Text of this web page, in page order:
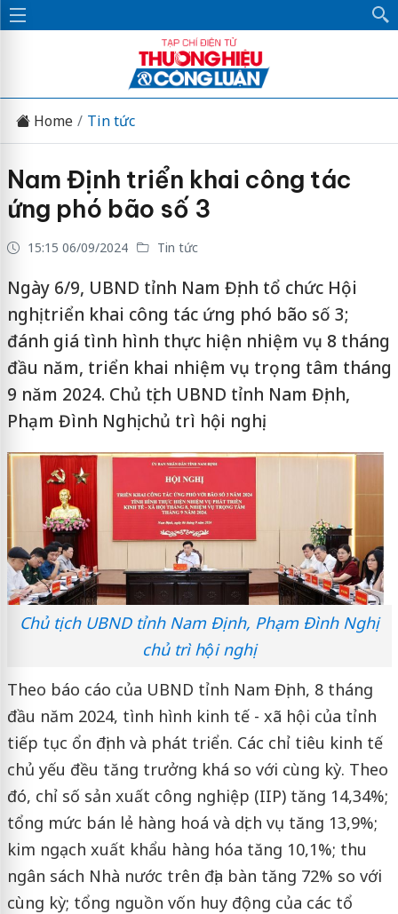
Home Tin tức
Nam Định triển khai công tác
ứng phó bão số 3
15:15 06/09/2024 Tin tức
Ngày 6/9, UBND tỉnh Nam Định tổ chức Hội
nghị triển khai công tác ứng phó bão số 3;
đánh giá tình hình thực hiện nhiệm vụ 8 tháng
đầu năm, triển khai nhiệm vụ trọng tâm tháng
9 năm 2024. Chủ tịch UBND tỉnh Nam Định,
Phạm Đình Nghị chủ trì hội nghị.
Chủ tịch UBND tỉnh Nam Định, Phạm Đình Nghị
chủ trì hội nghị
Theo báo cáo của UBND tỉnh Nam Định, 8 tháng
đầu năm 2024, tình hình kinh tế - xã hội của tỉnh
tiếp tục ổn định và phát triển. Các chỉ tiêu kinh tế
chủ yếu đều tăng trưởng khá so với cùng kỳ. Theo
đó, chỉ số sản xuất công nghiệp (IIP) tăng 14,34%;
tổng mức bán lẻ hàng hoá và dịch vụ tăng 13,9%;
kim ngạch xuất khẩu hàng hóa tăng 10,1%; thu
ngân sách Nhà nước trên địa bàn tăng 72% so với
cùng kỳ; tổng nguồn vốn huy động của các tổ